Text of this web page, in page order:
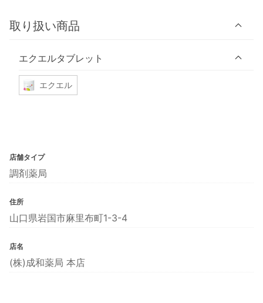
取り扱い商品
エクエルタブレット
エクエル
店舗タイプ
調剤薬局
住所
山口県岩国市麻里布町1-3-4
店名
(株)成和薬局 本店